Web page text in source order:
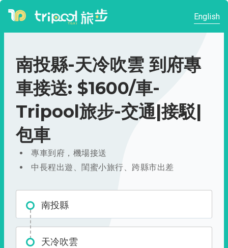
English
南投縣-天冷吹雲 到府專
車接送: $1600/車-
Tripool旅步-交通|接駁|
包車
專車到府，機場接送
中長程出遊、閨蜜小旅行、跨縣市出差
南投縣
天冷吹雲